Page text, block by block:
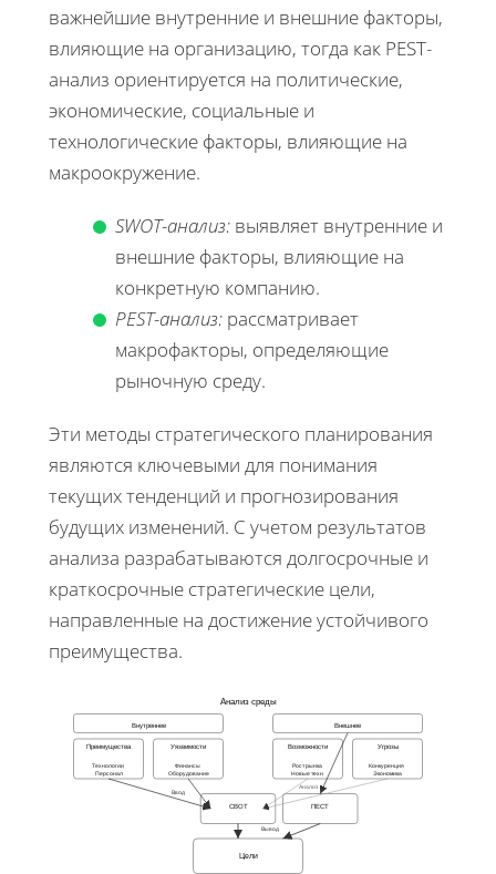
важнейшие внутренние и внешние факторы,
влияющие на организацию, тогда как PEST-
анализ ориентируется на политические,
экономические, социальные и
технологические факторы, влияющие на
макроокружение.
SWOT-анализ: выявляет внутренние и
внешние факторы, влияющие на
конкретную компанию.
PEST-анализ: рассматривает
макрофакторы, определяющие
рыночную среду.
Эти методы стратегического планирования
являются ключевыми для понимания
текущих тенденций и прогнозирования
будущих изменений. С учетом результатов
анализа разрабатываются долгосрочные и
краткосрочные стратегические цели,
направленные на достижение устойчивого
преимущества.
Анализ среды
Внутреннее
Преимущества
Технологии
Персонал
Уязвимости
Финансы
Оборудование
Внешнее
Возможности
Рост рынка
Новые техн
Угрозы
Конкуренция
Экономика
СВОТ ПЕСТ
Цели
Ввод
Анализ
Вывод